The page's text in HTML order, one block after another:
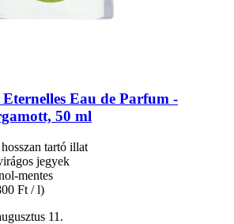
Eternelles Eau de Parfum -​
50 ml
tartó illat
jegyek
mentes
Ft / l)
11.